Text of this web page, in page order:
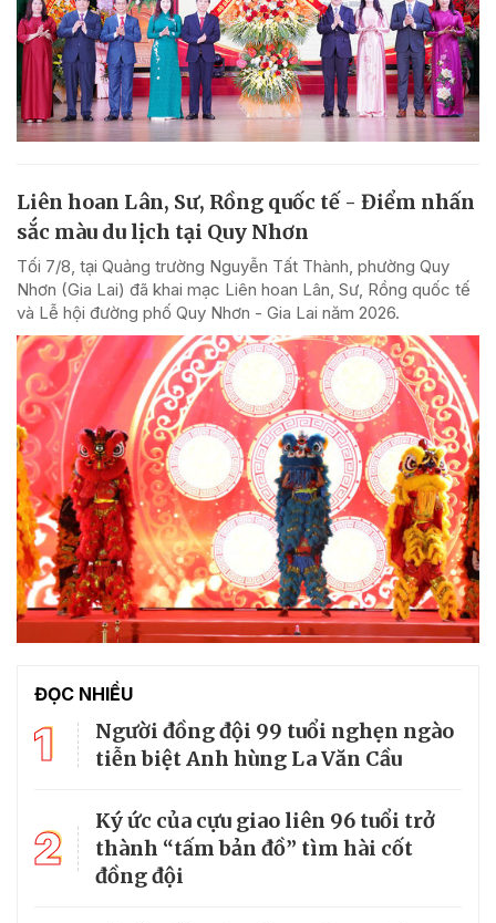
Liên hoan Lân, Sư, Rồng quốc tế - Điểm nhấn
sắc màu du lịch tại Quy Nhơn
Tối 7/8, tại Quảng trường Nguyễn Tất Thành, phường Quy
Nhơn (Gia Lai) đã khai mạc Liên hoan Lân, Sư, Rồng quốc tế
và Lễ hội đường phố Quy Nhơn - Gia Lai năm 2026.
ĐỌC NHIỀU
1
Người đồng đội 99 tuổi nghẹn ngào
tiễn biệt Anh hùng La Văn Cầu
2
Ký ức của cựu giao liên 96 tuổi trở
thành “tấm bản đồ” tìm hài cốt
đồng đội